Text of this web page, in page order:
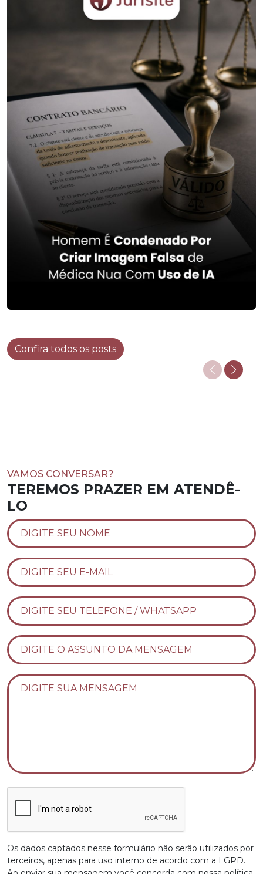
Confira todos os posts
VAMOS CONVERSAR?
TEREMOS PRAZER EM ATENDÊ-
LO
Os dados captados nesse formulário não serão utilizados por
terceiros, apenas para uso interno de acordo com a LGPD.